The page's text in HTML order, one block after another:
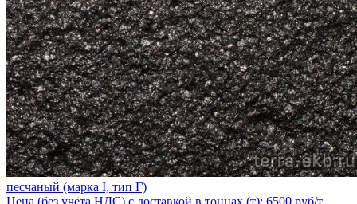
песчаный (марка I, тип Г)
Цена (без учёта НДС) с доставкой в тоннах (т): 6500 руб/т